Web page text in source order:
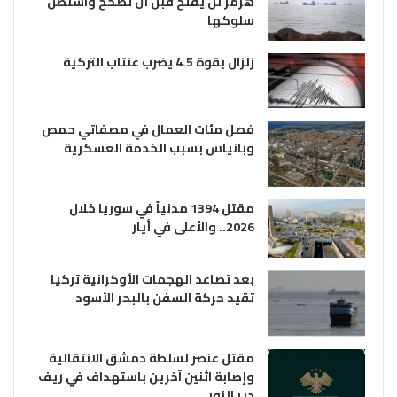
سلوكها
زلزال بقوة 4.5 يضرب عنتاب التركية
فصل مئات العمال في مصفاتي حمص
وبانياس بسبب الخدمة العسكرية
مقتل 1394 مدنياً في سوريا خلال
2026.. والأعلى في أيار
بعد تصاعد الهجمات الأوكرانية تركيا
تقيد حركة السفن بالبحر الأسود
مقتل عنصر لسلطة دمشق الانتقالية
وإصابة اثنين آخرين باستهداف في ريف